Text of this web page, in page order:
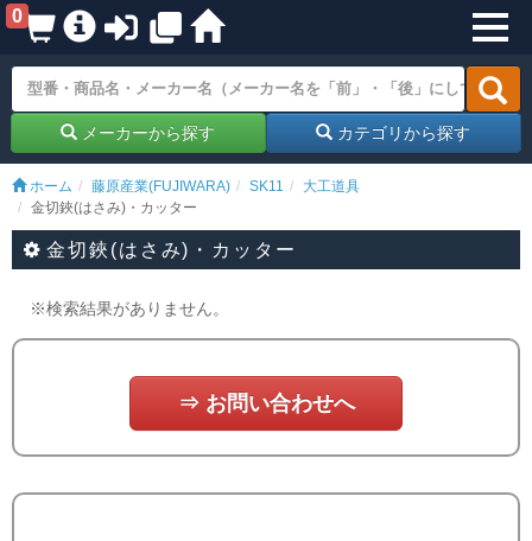
0
メーカーから探す カテゴリから探す
ホーム 藤原産業(FUJIWARA) SK11
大工道具
金切鋏(はさみ)・カッター
金切鋏(はさみ)・カッター
※検索結果がありません。
⇒ お問い合わせへ